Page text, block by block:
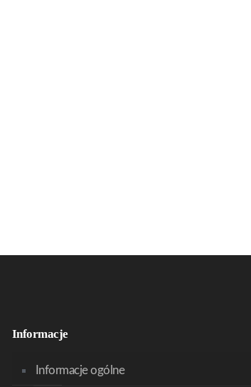
Informacje
Informacje ogólne